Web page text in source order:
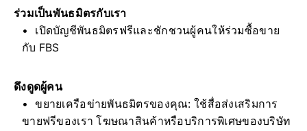
ร่วมเป็นพันธมิตรกับเรา
เปิดบัญชีพันธมิตรฟรีและชักชวนผู้คนให้ร่วมซื้อขาย
กับ FBS
ดึงดูดผู้คน
ขยายเครือข่ายพันธมิตรของคุณ: ใช้สื่อส่งเสริมการ
ขายฟรีของเรา โฆษณาสินค้าหรือบริการพิเศษของบริษัท